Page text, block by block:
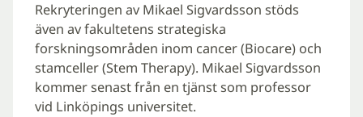
Rekryteringen av Mikael Sigvardsson stöds
även av fakultetens strategiska
forskningsområden inom cancer (Biocare) och
stamceller (Stem Therapy). Mikael Sigvardsson
kommer senast från en tjänst som professor
vid Linköpings universitet.